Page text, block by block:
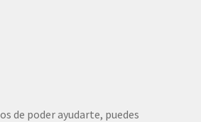
de poder ayudarte, puedes